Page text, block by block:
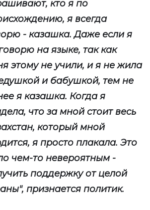
кто я по
я всегда
- казашка. Даже если я
на языке, так как
этому не учили, и я не жила
и бабушкой, тем не
я казашка. Когда я
что за мной стоит весь
который мной
я просто плакала. Это
чем-то невероятным -
поддержку от целой
признается политик.